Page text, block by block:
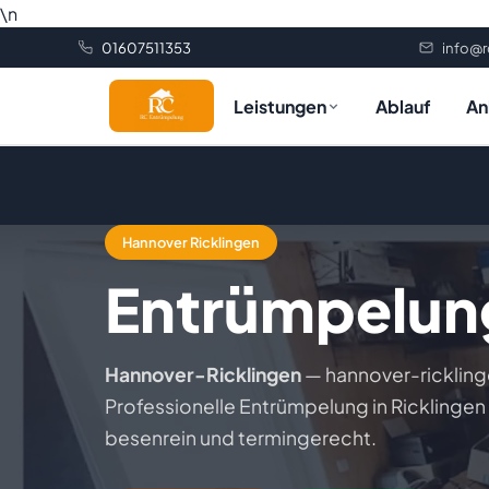
\n
01607511353
Leistungen Ablauf
Entrümpelung & Auflösungen
Entrümpelung
Haushaltauflösung
Wohnungsauflösung
Geschäftsauflösung
Entsorgung & Recycling
Laminat-Entsorgung
Dokumentenvernichtung
Abriss & Sanierung
Entkernung
Kernsanierung
Transport & Spezial
Transport & Umzug
Hannover Ricklingen
Hannover-Ricklingen— hannover-
Professionelle Entrümpelung in
besenrein und termingerecht.